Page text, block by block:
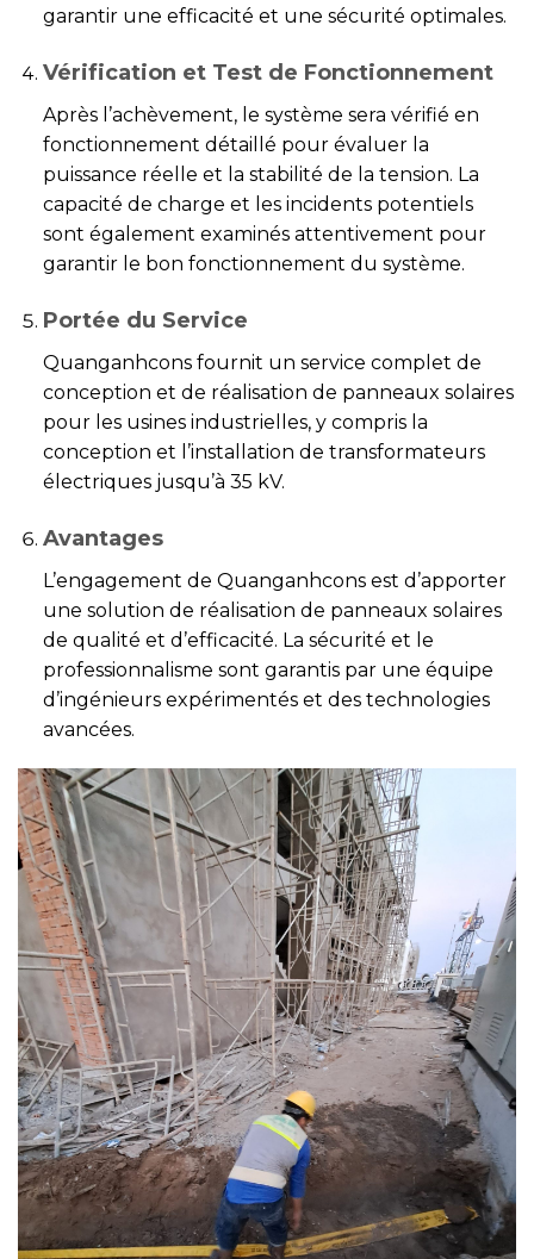
garantir une efficacité et une sécurité optimales.
Vérification et Test de Fonctionnement
Après l’achèvement, le système sera vérifié en
fonctionnement détaillé pour évaluer la
puissance réelle et la stabilité de la tension. La
capacité de charge et les incidents potentiels
sont également examinés attentivement pour
garantir le bon fonctionnement du système.
Portée du Service
Quanganhcons fournit un service complet de
conception et de réalisation de panneaux solaires
pour les usines industrielles, y compris la
conception et l’installation de transformateurs
électriques jusqu’à 35 kV.
Avantages
L’engagement de Quanganhcons est d’apporter
une solution de réalisation de panneaux solaires
de qualité et d’efficacité. La sécurité et le
professionnalisme sont garantis par une équipe
d’ingénieurs expérimentés et des technologies
avancées.